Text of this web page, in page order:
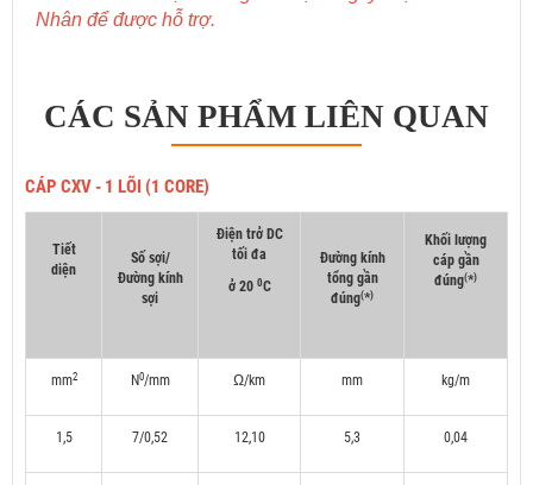
Nhân để được hỗ trợ.
CÁC SẢN PHẨM LIÊN QUAN
CÁP CXV - 1 LÕI (1 CORE)
Tiết
diện
Số sợi/
Đường kính
sợi
Điện trở DC
tối đa
ở 20 0C
Đường kính
tổng gần
đúng(*)
Khối lượng
cáp gần
đúng(*)
mm2 N0/mm Ω/km mm kg/m
1,5 7/0,52 12,10 5,3 0,04